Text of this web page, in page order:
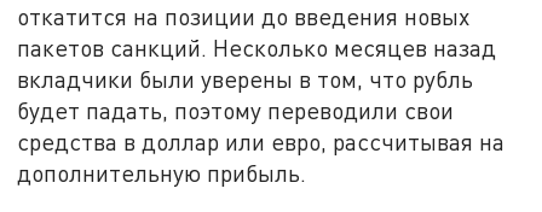
откатится на позиции до введения новых
пакетов санкций. Несколько месяцев назад
вкладчики были уверены в том, что рубль
будет падать, поэтому переводили свои
средства в доллар или евро, рассчитывая на
дополнительную прибыль.